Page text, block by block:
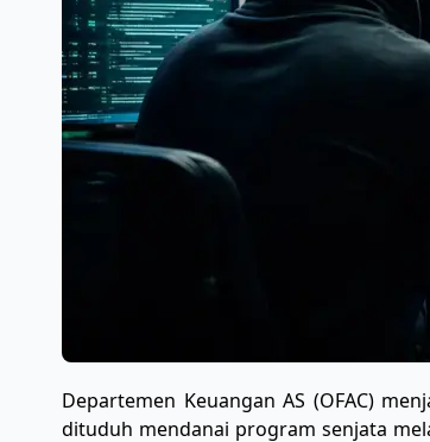
​Departemen Keuangan AS (OFAC)
dituduh mendanai program senjata